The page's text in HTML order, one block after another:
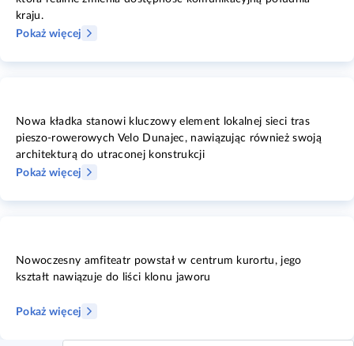
kraju.
Pokaż więcej
Nowa kładka stanowi kluczowy element lokalnej sieci tras
pieszo-rowerowych Velo Dunajec, nawiązując również swoją
architekturą do utraconej konstrukcji
Pokaż więcej
Nowoczesny amfiteatr powstał w centrum kurortu, jego
kształt nawiązuje do liści klonu jaworu
Pokaż więcej